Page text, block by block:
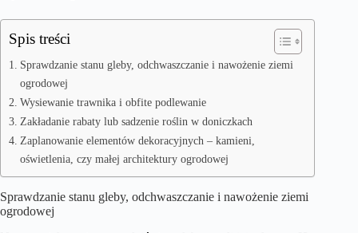
Spis treści
Sprawdzanie stanu gleby, odchwaszczanie i nawożenie ziemi
ogrodowej
Wysiewanie trawnika i obfite podlewanie
Zakładanie rabaty lub sadzenie roślin w doniczkach
Zaplanowanie elementów dekoracyjnych – kamieni,
oświetlenia, czy małej architektury ogrodowej
Sprawdzanie stanu gleby, odchwaszczanie i nawożenie ziemi
ogrodowej